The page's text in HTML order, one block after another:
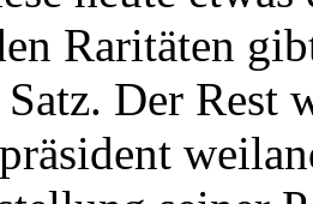
Raritäten
Der Rest